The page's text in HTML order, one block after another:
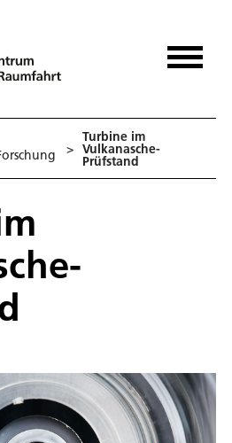
>
Turbine im
Vulkanasche-
Prüfstand